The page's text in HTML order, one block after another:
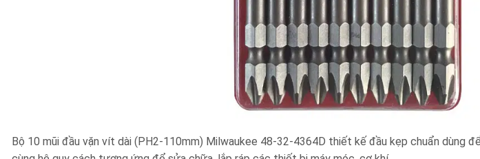
Bộ 10 mũi đầu vặn vít dài (PH2-110mm) Milwaukee 48-32-4364D thiết kế đầu kẹp chuẩn dùng